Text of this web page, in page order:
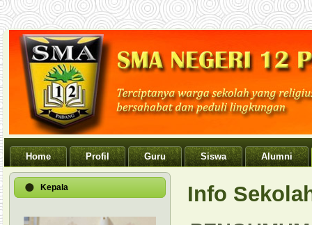
Home Profil Guru Siswa Alumni
Kepala Info